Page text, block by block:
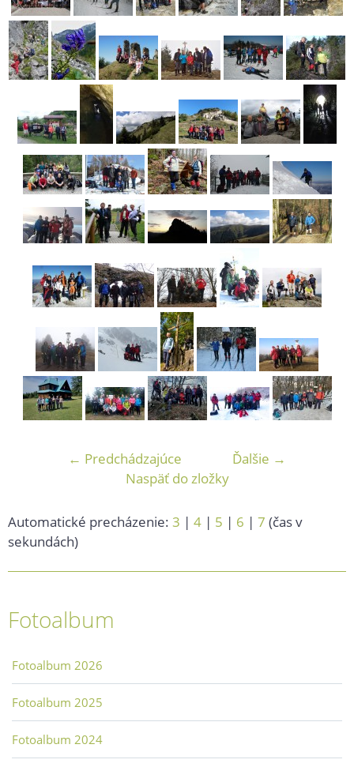
← Predchádzajúce
Ďalšie →
Naspäť do zložky
Automatické precházenie: 3 | 4 | 5 | 6 | 7 (čas v
sekundách)
Fotoalbum
Fotoalbum 2026
Fotoalbum 2025
Fotoalbum 2024